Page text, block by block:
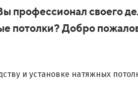
профессионал своего
потолки? Добро
и установке натяжных